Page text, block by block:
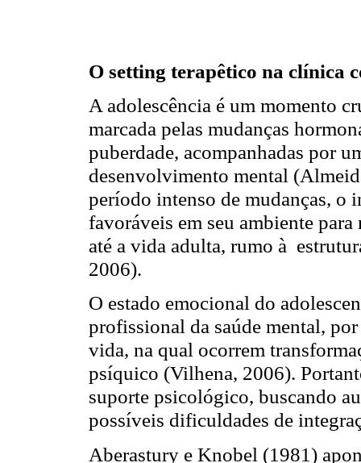
O setting terapêtico na clínica
A adolescência é um momento
marcada pelas mudanças
puberdade, acompanhadas por
desenvolvimento mental
período intenso de mudanças, o
favoráveis em seu ambiente
até a vida adulta, rumo à
2006).
O estado emocional do
profissional da saúde mental,
vida, na qual ocorrem
psíquico (Vilhena, 2006).
suporte psicológico, buscando
possíveis dificuldades de
Aberastury e Knobel (1981)